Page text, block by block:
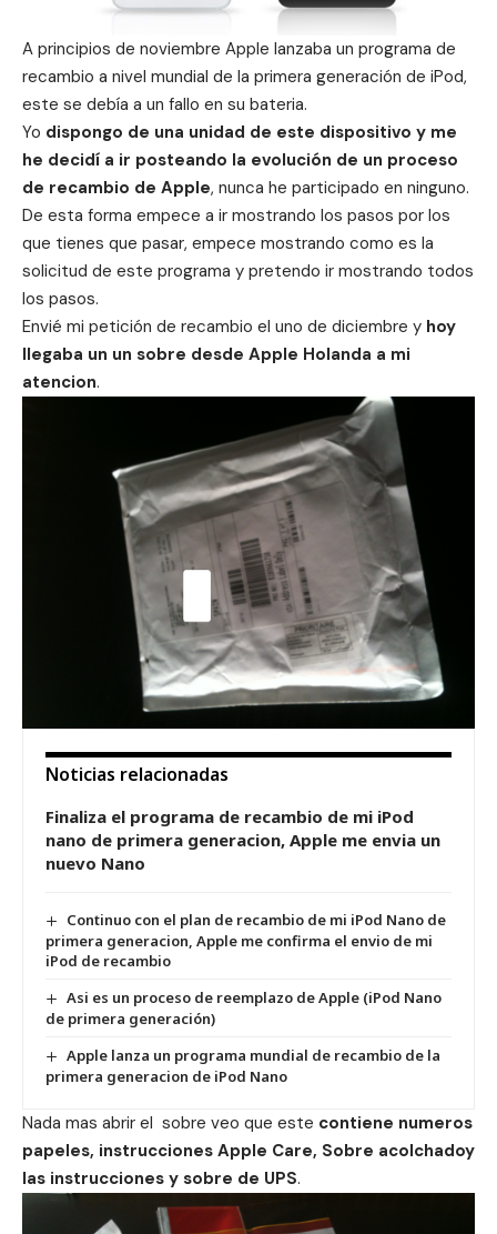
A principios de noviembre Apple lanzaba un programa de
recambio a nivel mundial de la primera generación de iPod,
este se debía a un fallo en su bateria.
Yo dispongo de una unidad de este dispositivo y me
he decidí a ir posteando la evolución de un proceso
de recambio de Apple, nunca he participado en ninguno.
De esta forma empece a ir mostrando los pasos por los
que tienes que pasar, empece mostrando como es la
solicitud de este programa y pretendo ir mostrando todos
los pasos.
Envié mi petición de recambio el uno de diciembre y hoy
llegaba un un sobre desde Apple Holanda a mi
atencion.
Noticias relacionadas
Finaliza el programa de recambio de mi iPod
nano de primera generacion, Apple me envia un
nuevo Nano
Continuo con el plan de recambio de mi iPod Nano de
primera generacion, Apple me confirma el envio de mi
iPod de recambio
Asi es un proceso de reemplazo de Apple (iPod Nano
de primera generación)
Apple lanza un programa mundial de recambio de la
primera generacion de iPod Nano
Nada mas abrir el sobre veo que este contiene numeros
papeles, instrucciones Apple Care, Sobre acolchadoy
las instrucciones y sobre de UPS.